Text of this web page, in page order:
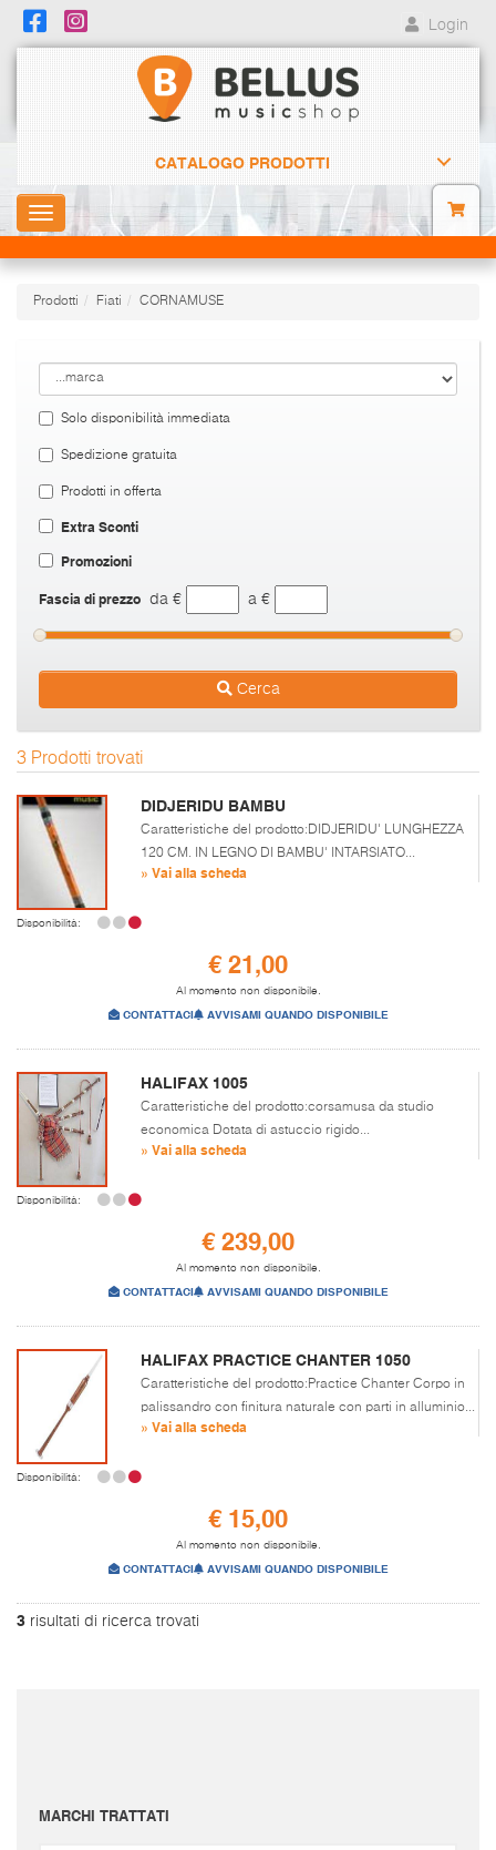
Login
CATALOGO PRODOTTI
Toggle
navigation
Prodotti Fiati CORNAMUSE
Solo disponibilità immediata
Spedizione gratuita
Prodotti in offerta
Extra Sconti
Promozioni
Fascia di prezzo da € a €
Cerca
3 Prodotti trovati
DIDJERIDU BAMBU
Caratteristiche del prodotto:DIDJERIDU' LUNGHEZZA
120 CM. IN LEGNO DI BAMBU' INTARSIATO...
» Vai alla scheda
Disponibilità:
€ 21,00
Al momento non disponibile.
CONTATTACI AVVISAMI QUANDO DISPONIBILE
HALIFAX 1005
Caratteristiche del prodotto:corsamusa da studio
economica Dotata di astuccio rigido...
» Vai alla scheda
Disponibilità:
€ 239,00
Al momento non disponibile.
CONTATTACI AVVISAMI QUANDO DISPONIBILE
HALIFAX PRACTICE CHANTER 1050
Caratteristiche del prodotto:Practice Chanter Corpo in
palissandro con finitura naturale con parti in alluminio...
» Vai alla scheda
Disponibilità:
€ 15,00
Al momento non disponibile.
CONTATTACI AVVISAMI QUANDO DISPONIBILE
3 risultati di ricerca trovati
MARCHI TRATTATI